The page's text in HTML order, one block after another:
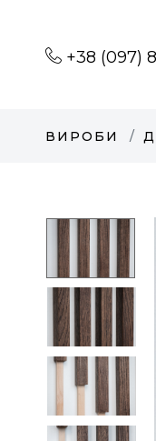
+38 (097)
ВИРОБИ